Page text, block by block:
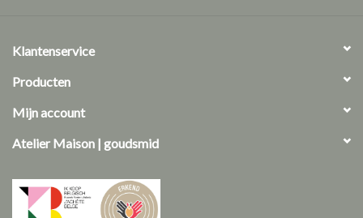
afspraak maken
Klantenservice
Producten
Mijn account
Atelier Maison | goudsmid